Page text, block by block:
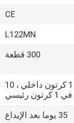
CE
L122MN
300 قطعة
1 مجموعة في 1 كرتون داخلي ، 10
رئيسي
35 يوما بعد الإيداع